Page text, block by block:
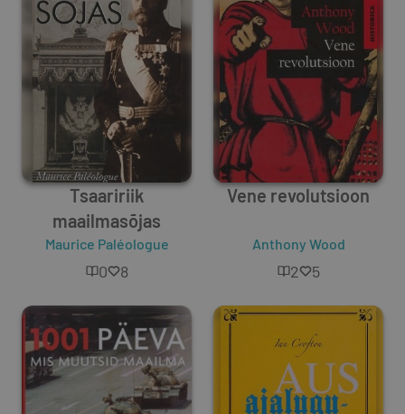
Tsaaririik
maailmasõjas
Maurice Paléologue
0 8
Vene revolutsioon
Anthony Wood
2 5